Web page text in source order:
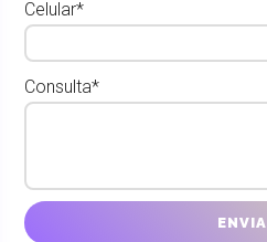
Celular*
Consulta*